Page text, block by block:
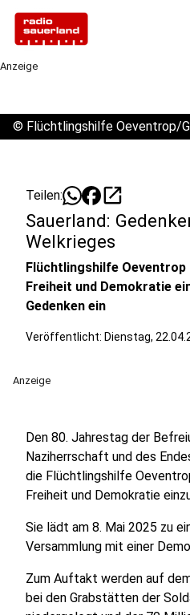
Anzeige
© Flüchtlingshilfe Oeventrop/
Teilen: open_in_new
Sauerland:
Welkrieges
Flüchtlingshilfe
Freiheit und Demokratie
Gedenken ein
Veröffentlicht: Dienstag,
Anzeige
Den 80. Jahrestag der
Naziherrschaft und des
die Flüchtlingshilfe
Freiheit und Demokratie
Sie lädt am 8. Mai 2025 zu
Versammlung mit einer
Zum Auftakt werden auf
bei den Grabstätten der